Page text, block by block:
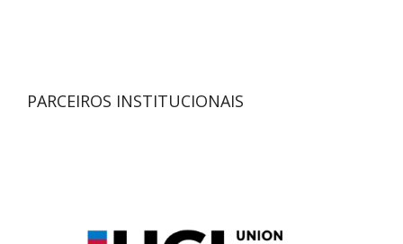
PARCEIROS INSTITUCIONAIS